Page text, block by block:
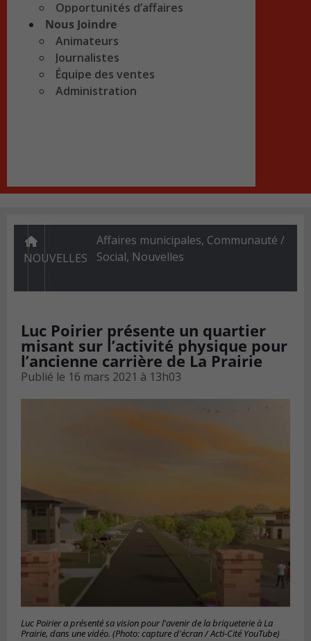
Opportunités d’affaires
Nous Joindre
Animateurs
Journalistes
Équipe des ventes
Administration
NOUVELLES
Affaires municipales, Communauté /
Social, Nouvelles
Luc Poirier présente un quartier
misant sur l’activité physique pour
l’ancienne carrière de La Prairie
Publié le 16 mars 2021 à 13h03
Luc Poirier a présenté sa vision pour l'avenir de la briqueterie à La
Prairie, dans une vidéo. (Photo: capture d'écran / Acti-Cité YouTube)